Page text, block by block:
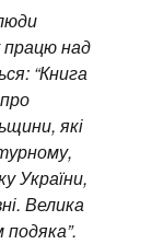
працю над
“Книга
які
України,
Велика